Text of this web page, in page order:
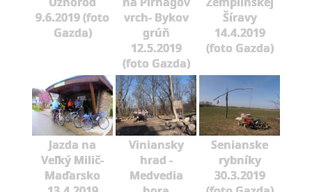
9.6.2019 (foto
Gazda)
vrch- Bykov
grúň
12.5.2019
(foto Gazda)
Šíravy
14.4.2019
(foto Gazda)
Jazda na
Veľký Milič-
Maďarsko
Viniansky
hrad -
Medvedia
Senianske
rybníky
30.3.2019